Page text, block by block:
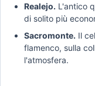
Realejo. L'antico
di solito più
Sacromonte. Il
flamenco, sulla
l'atmosfera.